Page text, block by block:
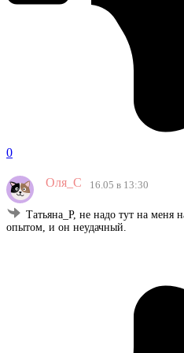
0
Оля_С 16.05 в 13:30
Татьяна_Р, не надо тут на меня
опытом, и он неудачный.